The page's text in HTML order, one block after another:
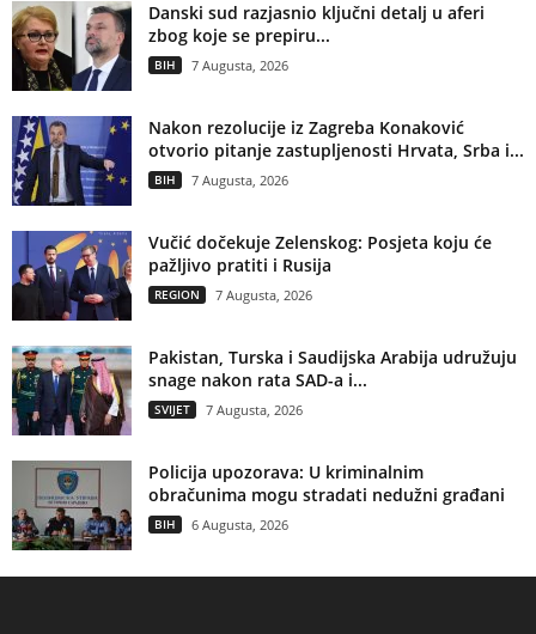
Danski sud razjasnio ključni detalj u aferi
zbog koje se prepiru...
BIH 7 Augusta, 2026
Nakon rezolucije iz Zagreba Konaković
otvorio pitanje zastupljenosti Hrvata, Srba i...
BIH 7 Augusta, 2026
Vučić dočekuje Zelenskog: Posjeta koju će
pažljivo pratiti i Rusija
REGION 7 Augusta, 2026
Pakistan, Turska i Saudijska Arabija udružuju
snage nakon rata SAD-a i...
SVIJET 7 Augusta, 2026
Policija upozorava: U kriminalnim
obračunima mogu stradati nedužni građani
BIH 6 Augusta, 2026